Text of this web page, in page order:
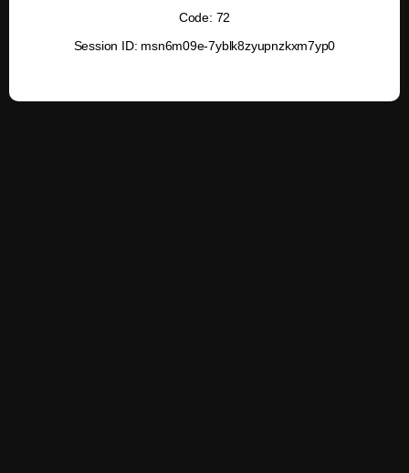
Code: 72
Session ID: msn6m09e-7yblk8zyupnzkxm7yp0